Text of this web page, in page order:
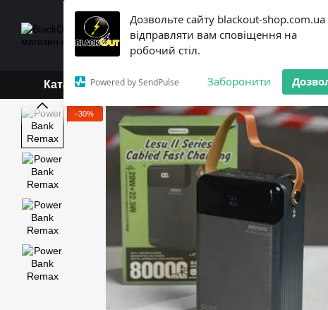
Дозвольте сайту blackout-shop.com.ua
відправляти вам сповіщення на
робочий стіл.
Powered by SendPulse Заборонити
Перейти до основного контенту
+38 (068) 119-18-19,+38
Каталог
Каталог
−30%